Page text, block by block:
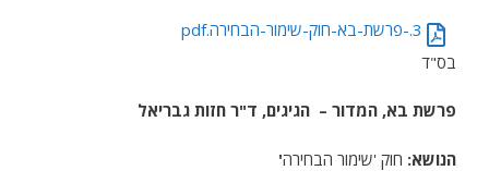
3.-פרשת-בא-חוק-שימור-הבחירה.pdf
בס"ד
פרשת בא, המדור – הגיגים, ד"ר חזות גבריאל
הנושא: חוק 'שימור הבחירה'